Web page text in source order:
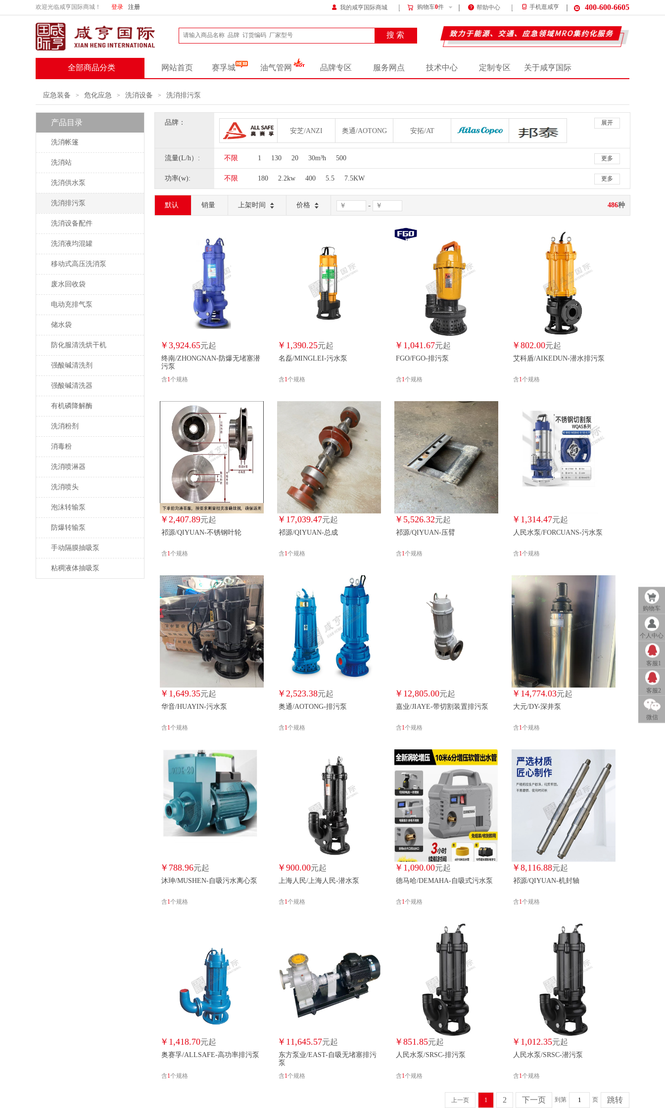
欢迎光临咸亨国际商城！ 登录 注册 我的咸亨国际商城 购物车0件 帮助中心 手机逛咸亨 400-600-6605
搜 索
全部商品分类 网站首页 赛孚城 油气管网 品牌专区 服务网点 技术中心 定制专区 关于咸亨国际
应急装备 > 危化应急 > 洗消设备 > 洗消排污泵
产品目录
洗消帐篷
洗消站
洗消供水泵
洗消排污泵
洗消设备配件
洗消液均混罐
移动式高压洗消泵
废水回收袋
电动充排气泵
储水袋
防化服清洗烘干机
强酸碱清洗剂
强酸碱清洗器
有机磷降解酶
洗消粉剂
消毒粉
洗消喷淋器
洗消喷头
泡沫转输泵
防爆转输泵
手动隔膜抽吸泵
粘稠液体抽吸泵
品牌：
奥赛孚/ALLSAFE
安芝/ANZI 奥通/AOTONG 安拓/AT 阿特拉斯/ATLASCOPCO邦泰/BANGTAI
德马哈/DEMAHA 东方泵业/EAST
华音/HUAYIN 凯泉/KAIQUAN
科瑀/KY 连成/LIANCHENG
凌霄/LINGXIAO
汇聚/WELLG
鑫时速/XINSHISU
终南/ZHONGNAN 上海人民/上海人民
展开
流量(L/h）: 不限 1 130 20 30m³h 500 更多
功率(w): 不限 180 2.2kw 400 5.5 7.5KW 更多
默认 销量 上架时间 价格 - 486种
￥ 3,924.65元起
终南/ZHONGNAN-防爆无堵塞潜
污泵
含1个规格
￥ 1,390.25元起
名磊/MINGLEI-污水泵
含1个规格
￥ 1,041.67元起
FGO/FGO-排污泵
含1个规格
￥ 802.00元起
艾科盾/AIKEDUN-潜水排污泵
含1个规格
￥ 2,407.89元起
祁源/QIYUAN-不锈钢叶轮
含1个规格
￥ 17,039.47元起
祁源/QIYUAN-总成
含1个规格
￥ 5,526.32元起
祁源/QIYUAN-压臂
含1个规格
￥ 1,314.47元起
人民水泵/FORCUANS-污水泵
含1个规格
￥ 1,649.35元起
华音/HUAYIN-污水泵
含1个规格
￥ 2,523.38元起
奥通/AOTONG-排污泵
含1个规格
￥ 12,805.00元起
嘉业/JIAYE-带切割装置排污泵
含1个规格
￥ 14,774.03元起
大元/DY-深井泵
含1个规格
￥ 788.96元起
沐珅/MUSHEN-自吸污水离心泵
含1个规格
￥ 900.00元起
上海人民/上海人民-潜水泵
含1个规格
￥ 1,090.00元起
德马哈/DEMAHA-自吸式污水泵
含1个规格
￥ 8,116.88元起
祁源/QIYUAN-机封轴
含1个规格
￥ 1,418.70元起
奥赛孚/ALLSAFE-高功率排污泵
含1个规格
￥ 11,645.57元起
东方泵业/EAST-自吸无堵塞排污
泵
含1个规格
￥ 851.85元起
人民水泵/SRSC-排污泵
含1个规格
￥ 1,012.35元起
人民水泵/SRSC-潜污泵
含1个规格
上一页 1 2 下一页 到第 页 跳转
购物车
个人中心
客服1
QQ客服
客服2
QQ客服
微信